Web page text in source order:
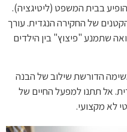
בבית המשפט (ליטיגציה).
של החקירה הנגדית. עורך
שתמנע "פיצוץ" בין הילדים
הדורשת שילוב של הבנה
אל תתנו למפעל החיים של
לא מקצועי.